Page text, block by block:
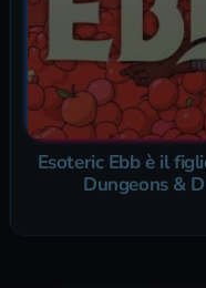
Esoteric Ebb è il
Dungeons &